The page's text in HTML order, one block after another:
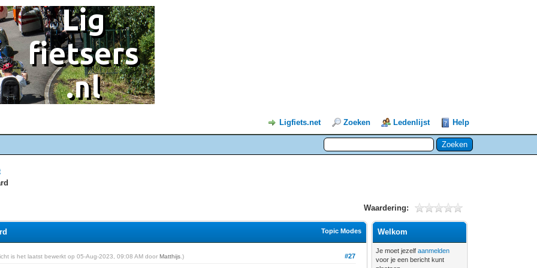
Ligfiets.net Zoeken Ledenlijst Help
Waardering:
Topic Modes
#27
is het laatst bewerkt op 05-Aug-2023, 09:08 AM doorMatthijs .)
Welkom
Je moet jezelfaanmelden
voor je een bericht kunt